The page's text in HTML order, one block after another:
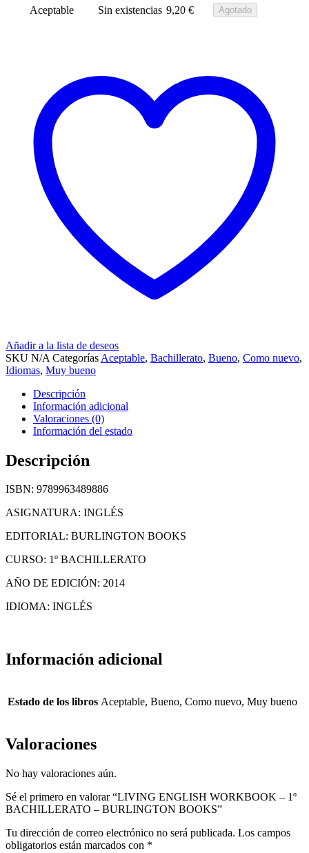
Aceptable Sin existencias 9,20 € Agotado
Añadir a la lista de deseos
SKU N/A Categorías Aceptable, Bachillerato, Bueno, Como nuevo,
Idiomas, Muy bueno
Descripción
Información adicional
Valoraciones (0)
Información del estado
Descripción
ISBN: 9789963489886
ASIGNATURA: INGLÉS
EDITORIAL: BURLINGTON BOOKS
CURSO: 1º BACHILLERATO
AÑO DE EDICIÓN: 2014
IDIOMA: INGLÉS
Información adicional
Estado de los libros Aceptable, Bueno, Como nuevo, Muy bueno
Valoraciones
No hay valoraciones aún.
Sé el primero en valorar “LIVING ENGLISH WORKBOOK – 1º
BACHILLERATO – BURLINGTON BOOKS”
Tu dirección de correo electrónico no será publicada. Los campos
obligatorios están marcados con *